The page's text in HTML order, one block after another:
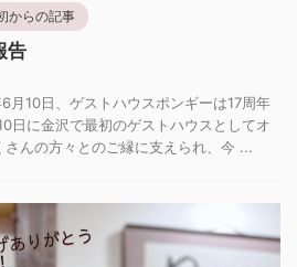
からの記事
告
月10日、ゲストハウスポンギーは17周年
日に金沢で最初のゲストハウスとしてオ
んの方々とのご縁に支えられ、今 ...